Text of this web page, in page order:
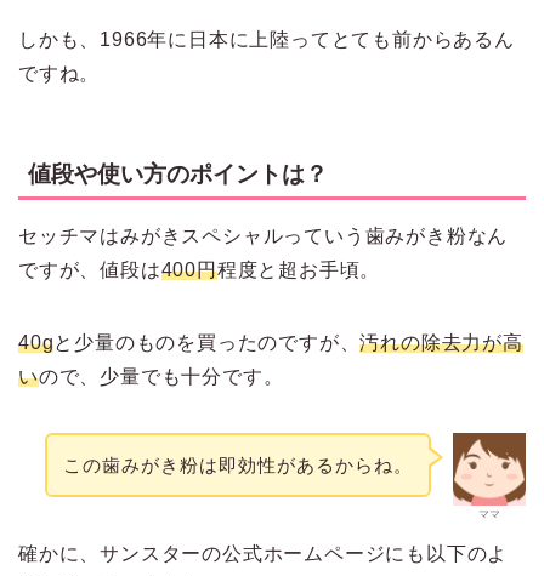
しかも、1966年に日本に上陸ってとても前からあるん
ですね。
値段や使い方のポイントは？
セッチマはみがきスペシャルっていう歯みがき粉なん
ですが、値段は400円程度と超お手頃。
40gと少量のものを買ったのですが、汚れの除去力が高
いので、少量でも十分です。
ママ
この歯みがき粉は即効性があるからね。
確かに、サンスターの公式ホームページにも以下のよ